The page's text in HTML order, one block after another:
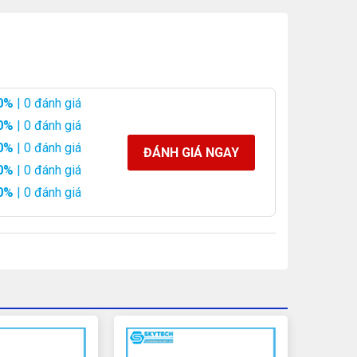
| 0 đánh giá
| 0 đánh giá
| 0 đánh giá
| 0 đánh giá
| 0 đánh giá
ĐÁNH GIÁ NGAY